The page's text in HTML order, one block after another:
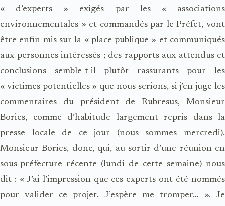
« d’experts » exigés par les « associations
environnementales » et commandés par le Préfet, vont
être enfin mis sur la « place publique » et communiqués
aux personnes intéressés ; des rapports aux attendus et
conclusions semble-t-il plutôt rassurants pour les
« victimes potentielles » que nous serions, si j’en juge les
commentaires du président de Rubresus, Monsieur
Bories, comme d’habitude largement repris dans la
presse locale de ce jour (nous sommes mercredi).
Monsieur Bories, donc, qui, au sortir d’une réunion en
sous-préfecture récente (lundi de cette semaine) nous
dit : « J’ai l’impression que ces experts ont été nommés
pour valider ce projet. J’espère me tromper… ». Je